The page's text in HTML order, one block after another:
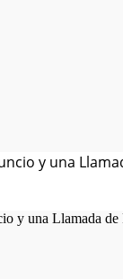
y una Llamada de